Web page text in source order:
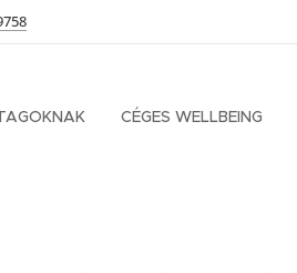
CÉGES WELLBEING